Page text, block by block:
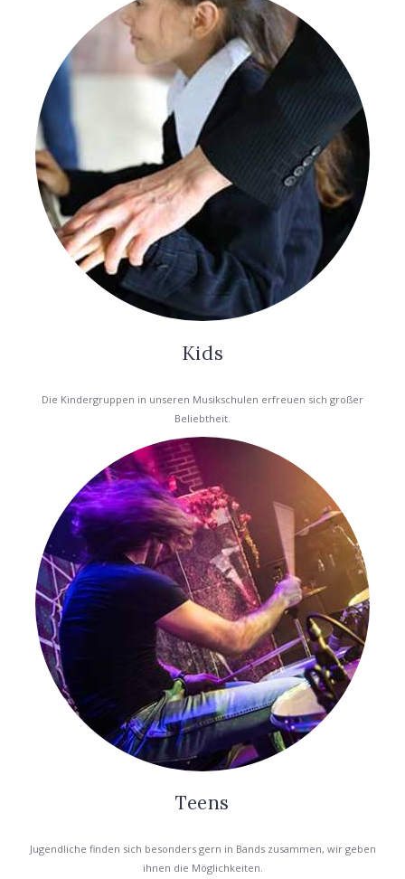
Kids
Die Kindergruppen in unseren Musikschulen erfreuen sich großer
Beliebtheit.
Teens
Jugendliche finden sich besonders gern in Bands zusammen, wir geben
ihnen die Möglichkeiten.